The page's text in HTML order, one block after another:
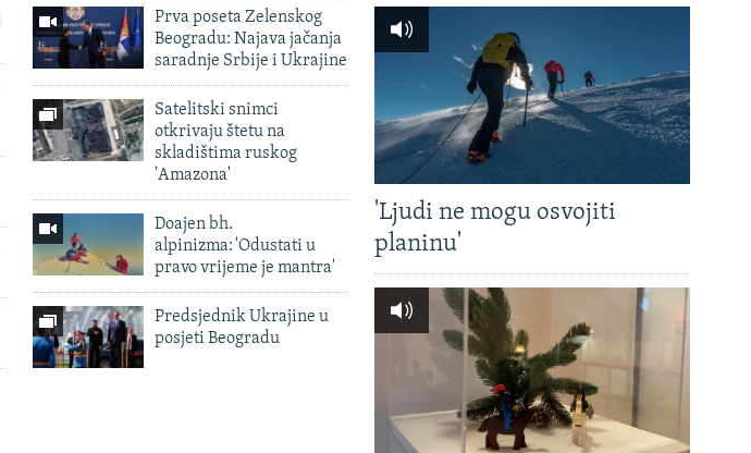
Prva poseta Zelenskog
Beogradu: Najava jačanja
saradnje Srbije i Ukrajine
Satelitski snimci
otkrivaju štetu na
skladištima ruskog
'Amazona'
Doajen bh.
alpinizma: 'Odustati u
pravo vrijeme je mantra'
Predsjednik Ukrajine u
posjeti Beogradu
'Ljudi ne mogu osvojiti
planinu'